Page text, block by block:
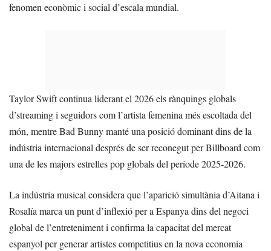
fenomen econòmic i social d’escala mundial.
Taylor Swift continua liderant el 2026 els rànquings globals
d’streaming i seguidors com l’artista femenina més escoltada del
món, mentre Bad Bunny manté una posició dominant dins de la
indústria internacional després de ser reconegut per Billboard com
una de les majors estrelles pop globals del període 2025-2026.
La indústria musical considera que l’aparició simultània d’Aitana i
Rosalía marca un punt d’inflexió per a Espanya dins del negoci
global de l’entreteniment i confirma la capacitat del mercat
espanyol per generar artistes competitius en la nova economia